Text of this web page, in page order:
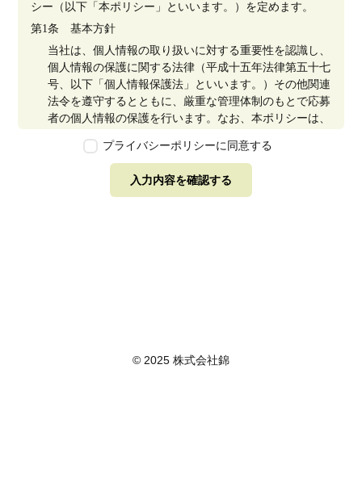
シー（以下「本ポリシー」といいます。）を定めます。
第1条　基本方針
当社は、個人情報の取り扱いに対する重要性を認識し、
個人情報の保護に関する法律（平成十五年法律第五十七
号、以下「個人情報保護法」といいます。）その他関連
法令を遵守するとともに、厳重な管理体制のもとで応募
者の個人情報の保護を行います。なお、本ポリシーは、
のとします。
第2条　個人情報の定義
本ポリシーにおいて「個人情報」とは、個人情報保護法
利用の停止、消去及び第三者への提供の停止を行うこと
プライバシーポリシーに同意する
入力内容を確認する
© 2025 株式会社錦